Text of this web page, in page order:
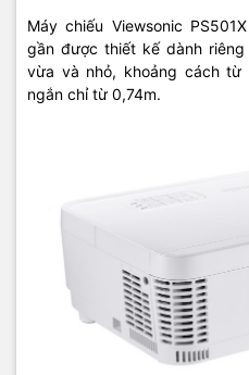
Máy chiếu Viewsonic
gần được thiết kế dành
vừa và nhỏ, khoảng cách từ
ngắn chỉ từ 0,74m.